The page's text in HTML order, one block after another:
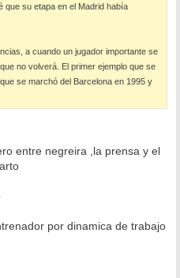
que su etapa en el Madrid había
a cuando un jugador importante se
no volverá. El primer ejemplo que se
se marchó del Barcelona en 1995 y
entre negreira ,la prensa y el
por dinamica de trabajo